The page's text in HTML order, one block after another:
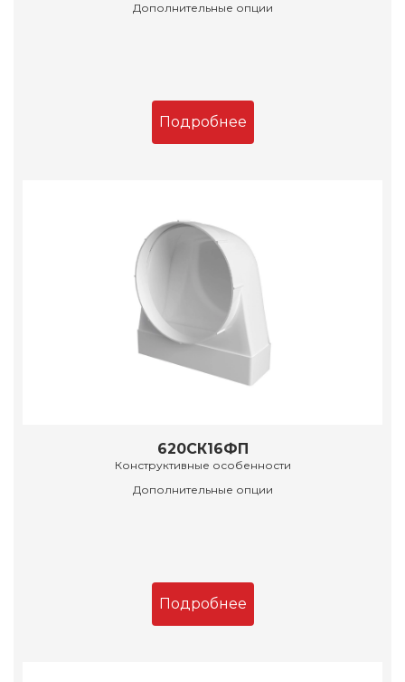
Дополнительные опции
Подробнее
620СК16ФП
Конструктивные особенности
Дополнительные опции
Подробнее